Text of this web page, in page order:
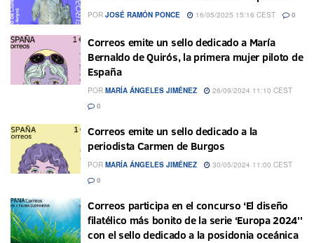
POR JOSÉ RAMÓN PONCE 16/05/2025 15:16 CEST 0
Correos emite un sello dedicado a María
Bernaldo de Quirós, la primera mujer piloto de
España
POR MARÍA ÁNGELES JIMÉNEZ
26/09/2024 11:10 CEST
0
Correos emite un sello dedicado a la
periodista Carmen de Burgos
POR MARÍA ÁNGELES JIMÉNEZ
30/05/2024 11:00 CEST
0
Correos participa en el concurso ‘El diseño
filatélico más bonito de la serie ‘Europa 2024''
con el sello dedicado a la posidonia oceánica